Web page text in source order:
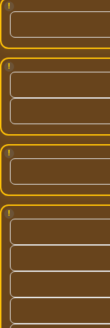
!
!
!
!